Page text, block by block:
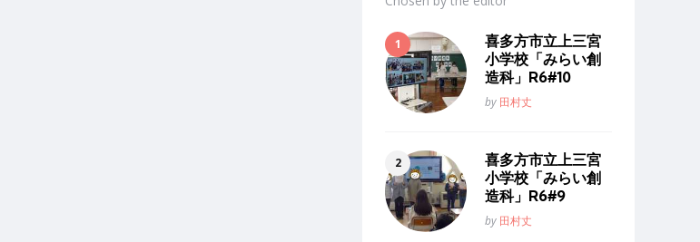
喜多方市立上三宮
小学校「みらい創
造科」R6#10
Posted
by 田村丈
喜多方市立上三宮
小学校「みらい創
造科」R6#9
Posted
by 田村丈